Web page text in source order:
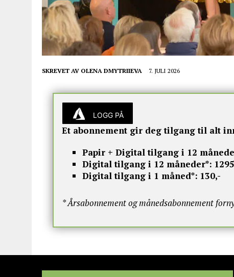
SKREVET AV OLENA DMYTRIIEVA 7. JULI 2026
LOGG PÅ
Et abonnement gir deg tilgang til alt
Papir + Digital tilgang i 12
Digital tilgang i 12 måneder*:
Digital tilgang i 1 måned*: 130,-
* Årsabonnement og månedsabonnement